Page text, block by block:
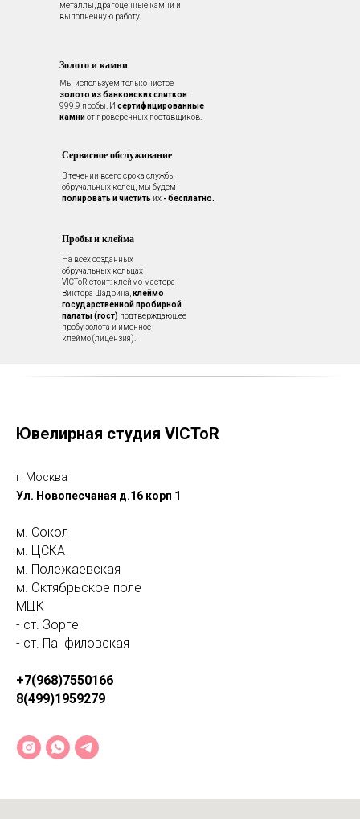
Мы используем только чистое
золото из банковских слитков
999.9 пробы. И сертифицированные
камниот проверенных поставщиков.
Золото и камни
металлы, драгоценные камни и
выполненную работу.
Сервисное обслуживание
В течении всего срока службы
обручальных колец, мы будем
полировать и чистить их - бесплатно.
Пробы и клейма
На всех созданных
обручальных кольцах
VICToR стоит: клеймо мастера
Виктора Шадрина,клеймо
государственной пробирной
палаты (гост) подтверждающее
пробу золота и именное
клеймо (лицензия).
Ювелирная студия VICToR
г. Москва
Ул. Новопесчаная д.16 корп 1
м. Сокол
м. ЦСКА
м. Полежаевская
м. Октябрьское поле
МЦК
- ст. Зорге
- ст. Панфиловская
+7(968)7550166
8(499)1959279